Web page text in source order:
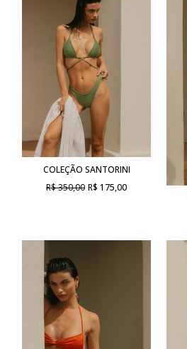
COLEÇÃO SANTORINI
R$ 350,00 R$ 175,00